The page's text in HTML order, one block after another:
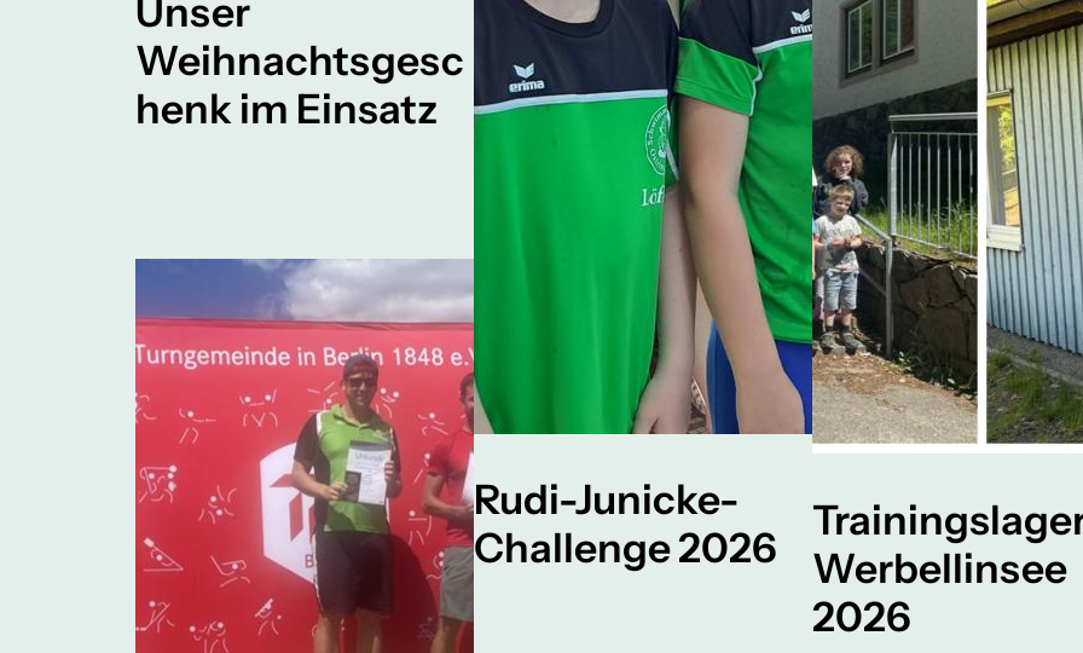
Unser
Weihnachtsgesc
henk im Einsatz
Rudi-Junicke-
Challenge 2026
Werbellinsee
2026